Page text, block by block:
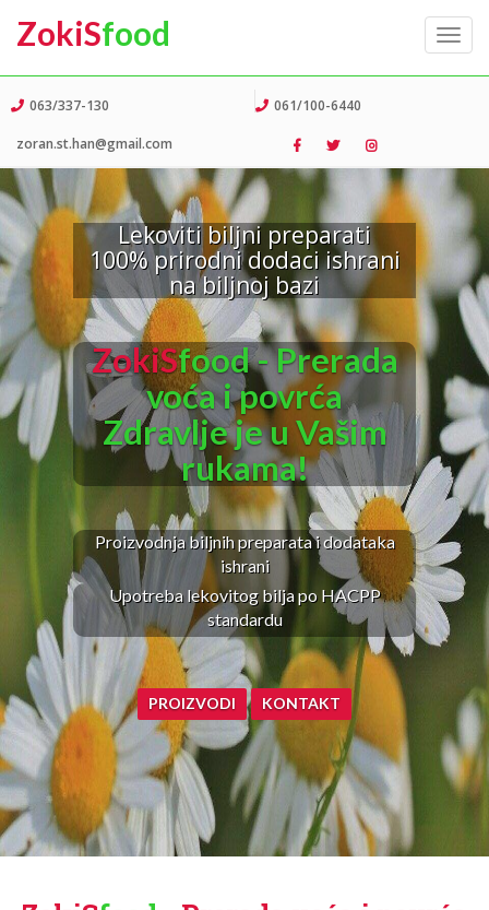
ZokiSfood
063/337-130 061/100-6440
zoran.st.han@gmail.com
Lekoviti biljni preparati
100% prirodni dodaci ishrani
na biljnoj bazi
ZokiSfood - Prerada
voća i povrća
Zdravlje je u Vašim
rukama!
Proizvodnja biljnih preparata i dodataka
ishrani
Upotreba lekovitog bilja po HACPP
standardu
PROIZVODI KONTAKT